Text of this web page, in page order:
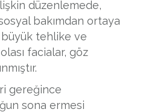
düzenlemede,
bakımdan ortaya
tehlike ve
facialar, göz
gereğince
sona ermesi